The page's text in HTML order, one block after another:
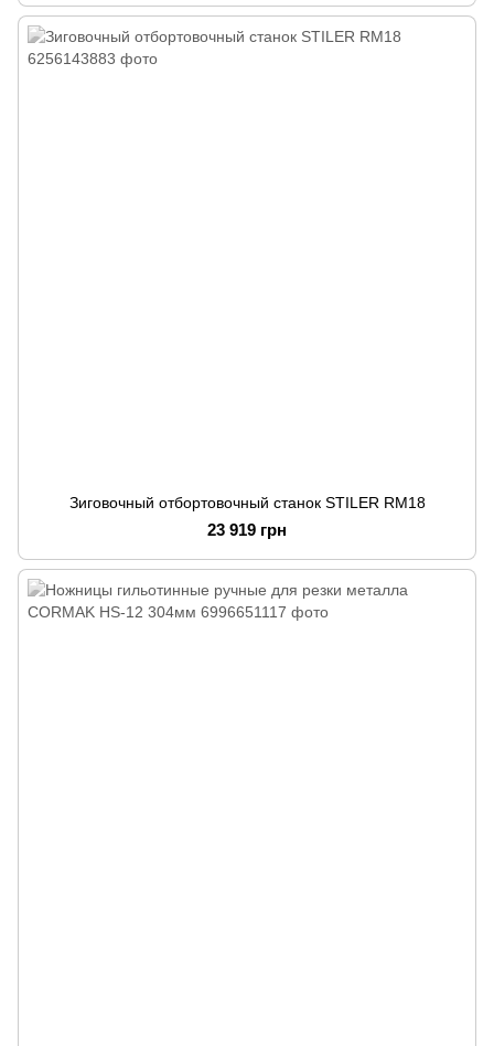
Зиговочный отбортовочный станок STILER RM18
23 919 грн